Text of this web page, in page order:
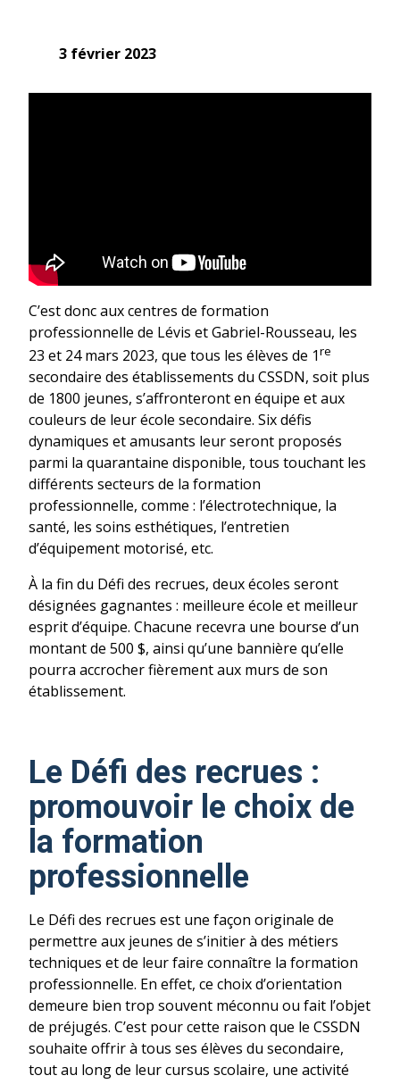
3 février 2023
C’est donc aux centres de formation
professionnelle de Lévis et Gabriel-Rousseau, les
23 et 24 mars 2023, que tous les élèves de 1re
secondaire des établissements du CSSDN, soit plus
de 1800 jeunes, s’affronteront en équipe et aux
couleurs de leur école secondaire. Six défis
dynamiques et amusants leur seront proposés
parmi la quarantaine disponible, tous touchant les
différents secteurs de la formation
professionnelle, comme : l’électrotechnique, la
santé, les soins esthétiques, l’entretien
d’équipement motorisé, etc.
À la fin du Défi des recrues, deux écoles seront
désignées gagnantes : meilleure école et meilleur
esprit d’équipe. Chacune recevra une bourse d’un
montant de 500 $, ainsi qu’une bannière qu’elle
pourra accrocher fièrement aux murs de son
établissement.
Le Défi des recrues :
promouvoir le choix de
la formation
professionnelle
Le Défi des recrues est une façon originale de
permettre aux jeunes de s’initier à des métiers
techniques et de leur faire connaître la formation
professionnelle. En effet, ce choix d’orientation
demeure bien trop souvent méconnu ou fait l’objet
de préjugés. C’est pour cette raison que le CSSDN
souhaite offrir à tous ses élèves du secondaire,
tout au long de leur cursus scolaire, une activité